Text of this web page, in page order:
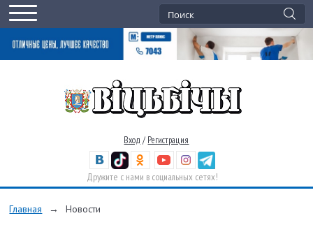
Вход / Регистрация
Дружите с нами в социальных сетях!
Главная → Новости